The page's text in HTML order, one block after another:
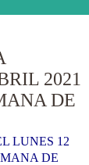
2021
DE
LUNES 12
DE